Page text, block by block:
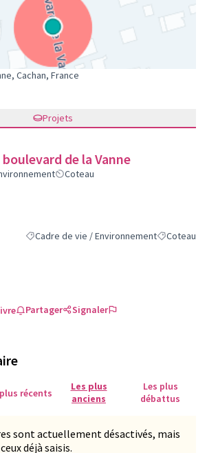
Cachan, France
Projets
boulevard de la Vanne
Coteau
Filtrer les résultats de la catégorie : Cadre
Cadre de vie / EnvironnementFiltrer les
Coteau
Partager Signaler
récents
Les plus
anciens
Les plus
débattus
sont actuellement désactivés, mais
déjà saisis.